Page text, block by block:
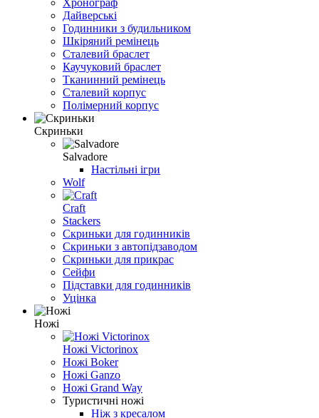
Дайверські
Годинники з будильником
Шкіряний ремінець
Сталевий браслет
Каучуковий браслет
Тканинний ремінець
Сталевий корпус
Полімерний корпус
Скриньки
Salvadore
Настільні ігри
Wolf
Craft
Stackers
Скриньки для годинників
Скриньки з автопідзаводом
Скриньки для прикрас
Сейфи
Підставки для годинників
Уцінка
Ножі
Ножі Victorinox
Ножі Boker
Ножі Ganzo
Ножі Grand Way
Туристичні ножі
Ніж з кресалом